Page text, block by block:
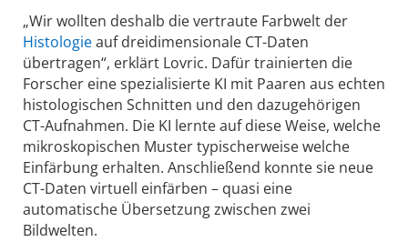
„Wir wollten deshalb die vertraute Farbwelt der
Histologieauf dreidimensionale CT-Daten
übertragen“, erklärt Lovric. Dafür trainierten die
Forscher eine spezialisierte KI mit Paaren aus echten
histologischen Schnitten und den dazugehörigen
CT-Aufnahmen. Die KI lernte auf diese Weise, welche
mikroskopischen Muster typischerweise welche
Einfärbung erhalten. Anschließend konnte sie neue
CT-Daten virtuell einfärben – quasi eine
automatische Übersetzung zwischen zwei
Bildwelten.